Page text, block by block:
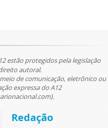
estão protegidos pela legislação
autoral.
de comunicação, eletrônico ou
expressa do A12
Redação